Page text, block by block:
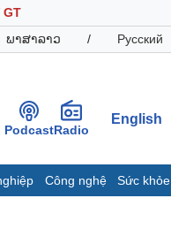
GT
ພາສາລາວ / Русский
PodcastRadio
English
Công nghệ Sức khỏe